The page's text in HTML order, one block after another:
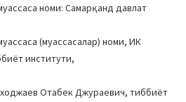
номи: Самарқанд давлат
(муассасалар) номи, ИК
институти,
Отабек Джураевич, тиббиёт